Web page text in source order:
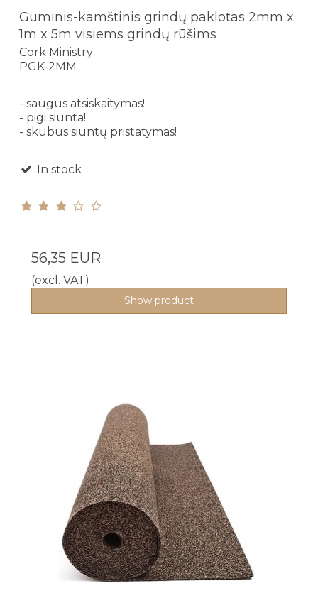
Guminis-kamštinis grindų paklotas 2mm x
1m x 5m visiems grindų rūšims
Cork Ministry
PGK-2MM
- saugus atsiskaitymas!
- pigi siunta!
- skubus siuntų pristatymas!
In stock
56,35 EUR
(excl. VAT)
Show product